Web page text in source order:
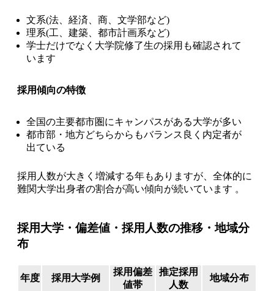
文系(法、経済、商、文学部など)
理系(工、建築、都市計画系など)
学士だけでなく大学院修了生の採用も確認されて
います
採用傾向の特徴
全国の主要都市圏にキャンパスがある大学が多い
都市部・地方どちらからもバランス良く内定者が
出ている
採用人数が大きく増減する年もありますが、全体的に
難関大学出身者の割合が高い傾向が続いています 。
採用大学・偏差値・採用人数の推移・地域分
布
年度 採用大学例
採用偏差
値帯
推定採用
人数
地域分布